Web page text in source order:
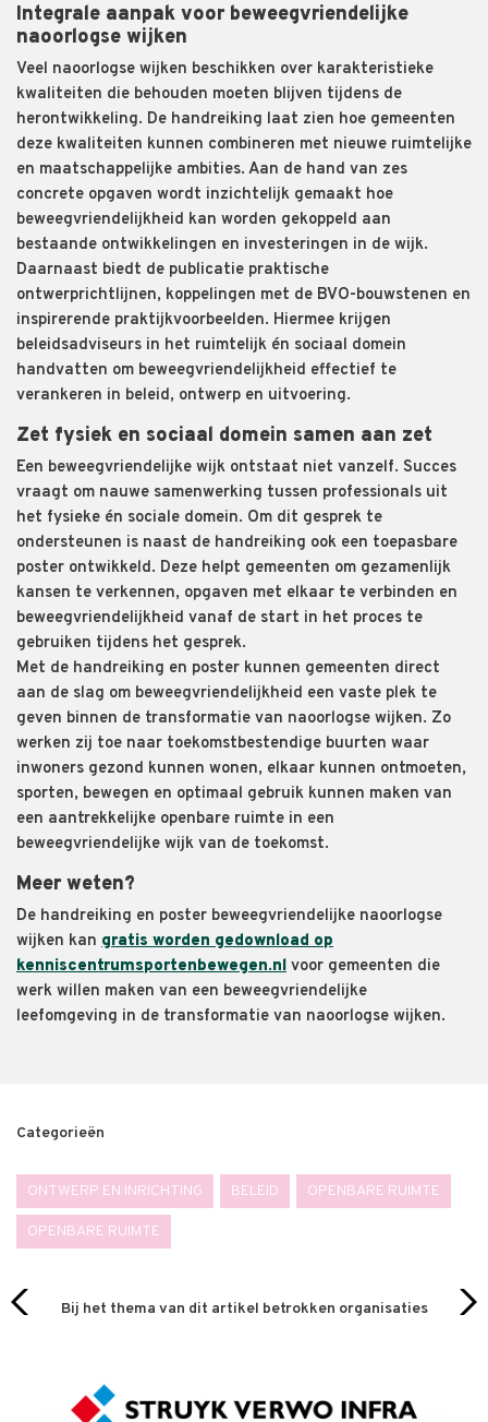
Integrale aanpak voor beweegvriendelijke
naoorlogse wijken
Veel naoorlogse wijken beschikken over karakteristieke
kwaliteiten die behouden moeten blijven tijdens de
herontwikkeling. De handreiking laat zien hoe gemeenten
deze kwaliteiten kunnen combineren met nieuwe ruimtelijke
en maatschappelijke ambities. Aan de hand van zes
concrete opgaven wordt inzichtelijk gemaakt hoe
beweegvriendelijkheid kan worden gekoppeld aan
bestaande ontwikkelingen en investeringen in de wijk.
Daarnaast biedt de publicatie praktische
ontwerprichtlijnen, koppelingen met de BVO-bouwstenen en
inspirerende praktijkvoorbeelden. Hiermee krijgen
beleidsadviseurs in het ruimtelijk én sociaal domein
handvatten om beweegvriendelijkheid effectief te
verankeren in beleid, ontwerp en uitvoering.
Zet fysiek en sociaal domein samen aan zet
Een beweegvriendelijke wijk ontstaat niet vanzelf. Succes
vraagt om nauwe samenwerking tussen professionals uit
het fysieke én sociale domein. Om dit gesprek te
ondersteunen is naast de handreiking ook een toepasbare
poster ontwikkeld. Deze helpt gemeenten om gezamenlijk
kansen te verkennen, opgaven met elkaar te verbinden en
beweegvriendelijkheid vanaf de start in het proces te
gebruiken tijdens het gesprek.
Met de handreiking en poster kunnen gemeenten direct
aan de slag om beweegvriendelijkheid een vaste plek te
geven binnen de transformatie van naoorlogse wijken. Zo
werken zij toe naar toekomstbestendige buurten waar
inwoners gezond kunnen wonen, elkaar kunnen ontmoeten,
sporten, bewegen en optimaal gebruik kunnen maken van
een aantrekkelijke openbare ruimte in een
beweegvriendelijke wijk van de toekomst.
Meer weten?
De handreiking en poster beweegvriendelijke naoorlogse
wijken kan gratis worden gedownload op
kenniscentrumsportenbewegen.nl voor gemeenten die
werk willen maken van een beweegvriendelijke
leefomgeving in de transformatie van naoorlogse wijken.
Categorieën
ONTWERP EN INRICHTING BELEID OPENBARE RUIMTE
OPENBARE RUIMTE
Bij het thema van dit artikel betrokken organisaties